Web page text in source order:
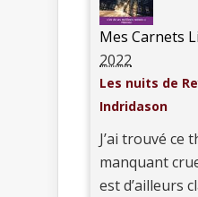
Mes Carnets
2022
Les nuits de
Indridason
J’ai trouvé ce
manquant
est d’ailleurs